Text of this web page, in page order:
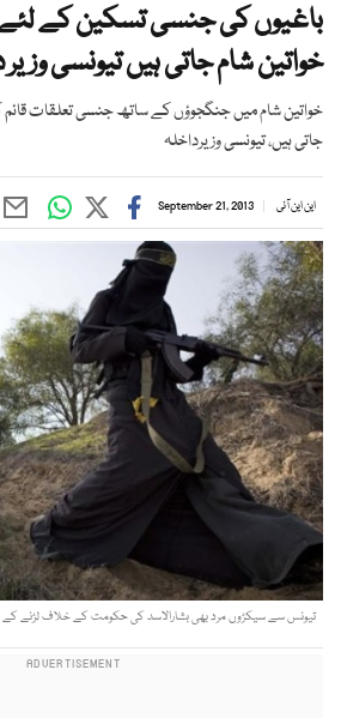
باغیوں کی جنسی تسکین کے
خواتین شام جاتی ہیں تیونسی
خواتین شام میں جنگجوؤں كے ساتھ جنسی تعلقات قائم
جاتی ہیں، تیونسی وزیرداخلہ
این این آئی September 21, 2013
تیونس سے سیكڑوں مرد بھی بشارالاسد كی حکومت كے خلاف لڑنے كے